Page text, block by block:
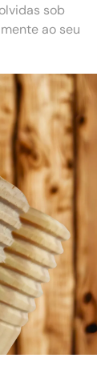
sob
ao seu